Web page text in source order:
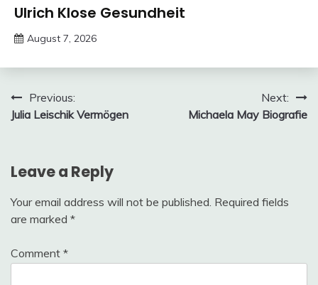
Trends
Ulrich Klose Gesundheit
August 7, 2026
Post
navigation
Previous:
Julia Leischik Vermögen
Next:
Michaela May Biografie
Leave a Reply
Your email address will not be published. Required fields
are marked *
Comment *